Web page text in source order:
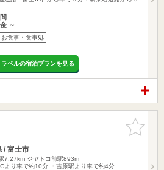
～
お食事・食事処
ベルの宿泊プランを見る
お気に入
りに追加
/ 富士市
7.27km ジヤトコ前駅893m
より車で約10分 ・吉原駅より車で約4分